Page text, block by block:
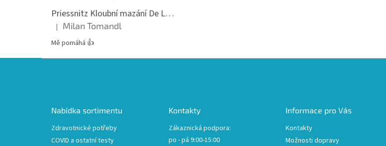
Priessnitz Kloubní mazání De Luxe, 200ml
Hodnocení produktu je 5 z 5 hvězdiček.
| Milan Tomandl
Mě pomáhá 👍
Nabídka sortimentu
Zdravotnické potřeby
COVID a ostatní testy
Kontakty
Zákaznická podpora:
po - pá 9:00-15:00
Informace pro Vás
Kontakty
Možnosti dopravy